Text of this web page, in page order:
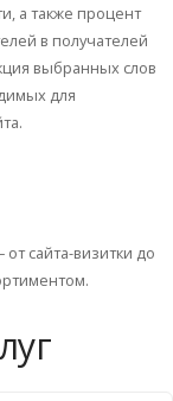
а также процент
в получателей
выбранных слов
для
сайта-визитки до